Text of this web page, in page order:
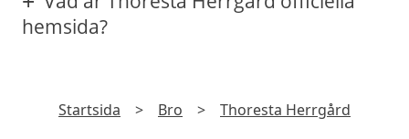
hemsida?
Startsida > Bro > Thoresta Herrgård